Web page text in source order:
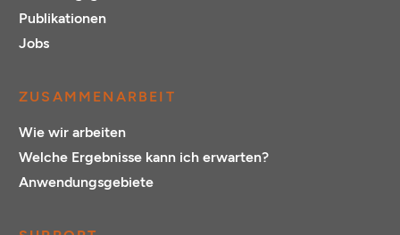
Publikationen
Jobs
ZUSAMMENARBEIT
Wie wir arbeiten
Welche Ergebnisse kann ich erwarten?
Anwendungsgebiete